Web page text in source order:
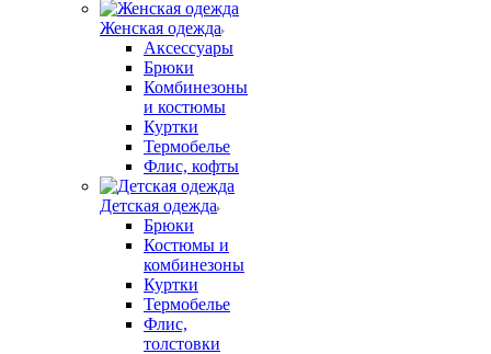
Женская одежда
Аксессуары
Брюки
Комбинезоны
и костюмы
Куртки
Термобелье
Флис, кофты
Детская одежда
Брюки
Костюмы и
комбинезоны
Куртки
Термобелье
Флис,
толстовки